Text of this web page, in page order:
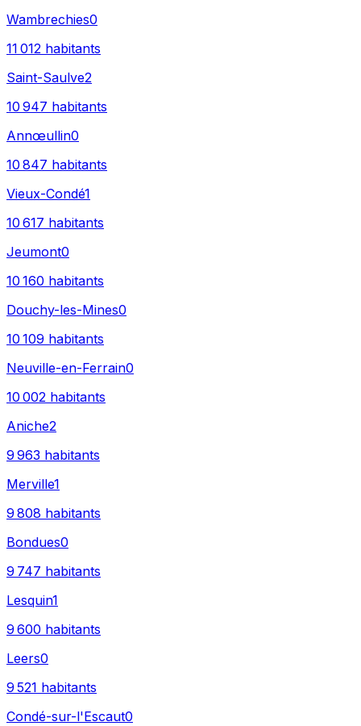
Wambrechies0
11 012 habitants
Saint-Saulve2
10 947 habitants
Annœullin0
10 847 habitants
Vieux-Condé1
10 617 habitants
Jeumont0
10 160 habitants
Douchy-les-Mines0
10 109 habitants
Neuville-en-Ferrain0
10 002 habitants
Aniche2
9 963 habitants
Merville1
9 808 habitants
Bondues0
9 747 habitants
Lesquin1
9 600 habitants
Leers0
9 521 habitants
Condé-sur-l'Escaut0